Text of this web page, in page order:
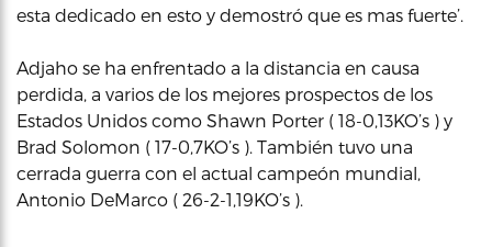
esta dedicado en esto y demostró que es mas fuerte’.
Adjaho se ha enfrentado a la distancia en causa
perdida, a varios de los mejores prospectos de los
Estados Unidos como Shawn Porter ( 18-0,13KO’s ) y
Brad Solomon ( 17-0,7KO’s ). También tuvo una
cerrada guerra con el actual campeón mundial,
Antonio DeMarco ( 26-2-1,19KO’s ).